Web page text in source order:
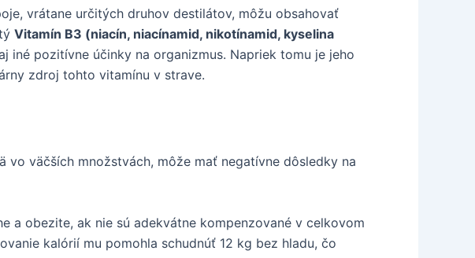
vrátane určitých druhov destilátov, môžu obsahovať
Vitamín B3 (niacín, niacínamid, nikotínamid, kyselina
iné pozitívne účinky na organizmus. Napriek tomu je jeho
zdroj tohto vitamínu v strave.
vo väčších množstvách, môže mať negatívne dôsledky na
a obezite, ak nie sú adekvátne kompenzované v celkovom
kalórií mu pomohla schudnúť 12 kg bez hladu, čo